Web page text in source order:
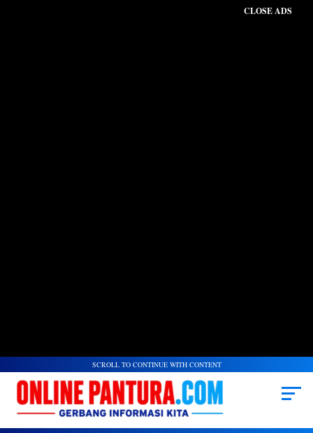
CLOSE ADS
SCROLL TO CONTINUE WITH CONTENT